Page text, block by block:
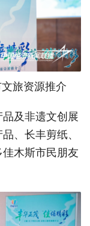
旅资源推介
及非遗文创展
、长丰剪纸、
木斯市民朋友